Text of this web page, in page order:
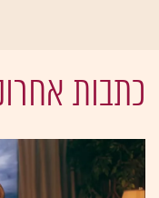
כתבות